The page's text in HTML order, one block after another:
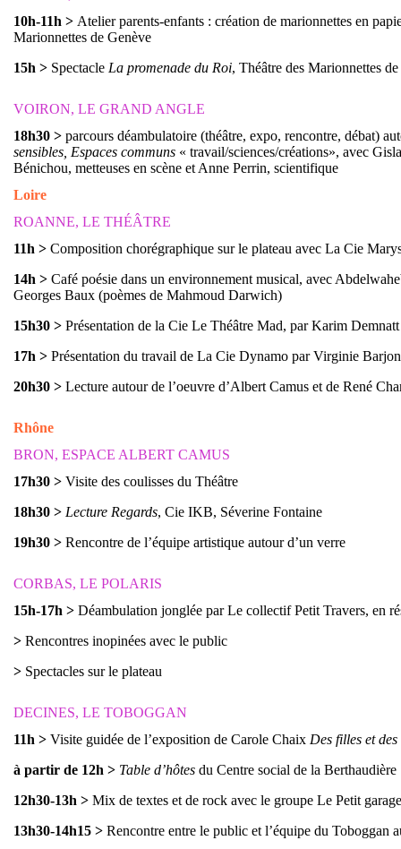
10h-11h > Atelier parents-enfants : création de marionnettes en
Marionnettes de Genève
15h > Spectacle La promenade du Roi, Théâtre des Marionnettes
VOIRON, LE GRAND ANGLE
18h30 > parcours déambulatoire (théâtre, expo, rencontre, débat)
sensibles, Espaces communs « travail/sciences/créations», avec
Bénichou, metteuses en scène et Anne Perrin, scientifique
Loire
ROANNE, LE THÉÂTRE
11h > Composition chorégraphique sur le plateau avec La Cie
14h > Café poésie dans un environnement musical, avec
Georges Baux (poèmes de Mahmoud Darwich)
15h30 > Présentation de la Cie Le Théâtre Mad, par Karim Demnatt
17h > Présentation du travail de La Cie Dynamo par Virginie
20h30 > Lecture autour de l’oeuvre d’Albert Camus et de René
Rhône
BRON, ESPACE ALBERT CAMUS
17h30 > Visite des coulisses du Théâtre
18h30 > Lecture Regards, Cie IKB, Séverine Fontaine
19h30 > Rencontre de l’équipe artistique autour d’un verre
CORBAS, LE POLARIS
15h-17h > Déambulation jonglée par Le collectif Petit Travers, en
> Rencontres inopinées avec le public
> Spectacles sur le plateau
DECINES, LE TOBOGGAN
11h > Visite guidée de l’exposition de Carole Chaix Des filles et
à partir de 12h > Table d’hôtes du Centre social de la Berthaudière
12h30-13h > Mix de textes et de rock avec le groupe Le Petit garage
13h30-14h15 > Rencontre entre le public et l’équipe du Toboggan